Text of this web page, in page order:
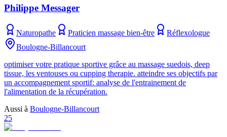
Philippe Messager
Naturopathe Praticien massage bien-être
Réflexologue
Boulogne-Billancourt
optimiser votre pratique sportive grâce au massage suedois, deep
tissue, les ventouses ou cupping therapie. atteindre ses objectifs par
un accompagnement sportif: analyse de l'entrainement de
l'alimentation de la récupération.
Aussi à Boulogne-Billancourt
25